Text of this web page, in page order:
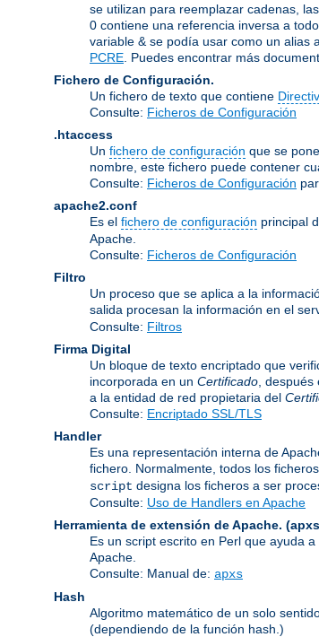
se utilizan para reemplazar cadenas,
0 contiene una referencia inversa a
variable & se podía usar como un alias
PCRE . Puedes encontrar más
Fichero de Configuración.
Un fichero de texto que contiene
Consulte: Ficheros de Configuración
.htaccess
Un fichero de configuración que se
nombre, este fichero puede contener
Consulte: Ficheros de Configuración
apache2.conf
Es el fichero de configuración principal
Apache.
Consulte: Ficheros de Configuración
Filtro
Un proceso que se aplica a la
salida procesan la información en el
Consulte: Filtros
Firma Digital
Un bloque de texto encriptado que
incorporada en un Certificado ,
a la entidad de red propietaria del
Consulte: Encriptado SSL/TLS
Handler
Es una representación interna de
fichero. Normalmente, todos los
script designa los ficheros a ser
Consulte: Uso de Handlers en Apache
Herramienta de extensión de Apache.
Es un script escrito en Perl que ayuda
Apache.
Consulte: Manual de: apxs
Hash
Algoritmo matemático de un solo
(dependiendo de la función hash.)